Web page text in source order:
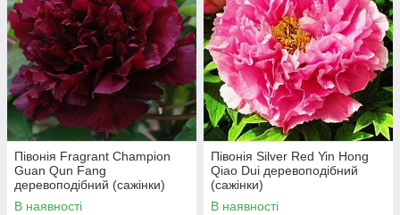
Півонія Fragrant Champion
Guan Qun Fang
деревоподібний (сажінки)
В наявності
Півонія Silver Red Yin Hong
Qiao Dui деревоподібний
(сажінки)
В наявності